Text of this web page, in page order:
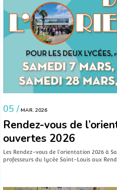
05 / MAR. 2026
Rendez-vous de
ouvertes 2026
Les Rendez-vous de l’orientation 2026 à
professeurs du lycée Saint-Louis aux